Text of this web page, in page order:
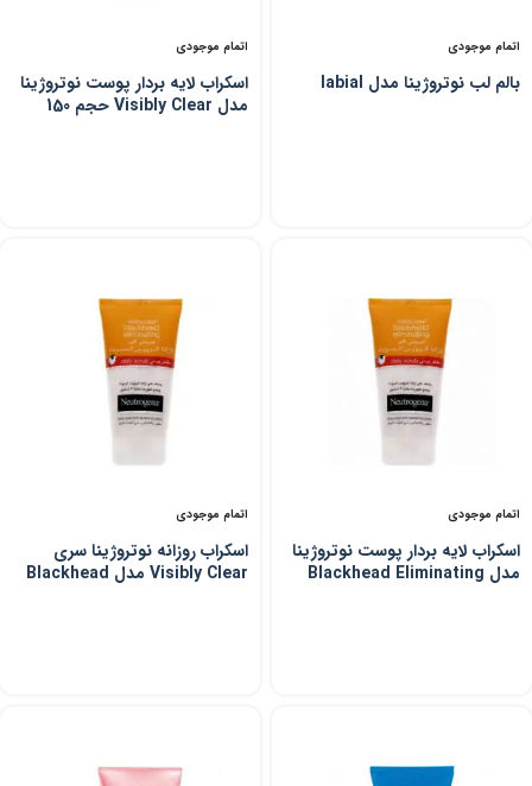
اتمام موجودی
بالم لب نوتروژینا مدل labial
اتمام موجودی
اسکراب لایه بردار پوست نوتروژینا
مدل Visibly Clear حجم 150
اتمام موجودی
اسکراب لایه بردار پوست نوتروژینا
مدل Blackhead Eliminating
اتمام موجودی
اسکراب روزانه نوتروژینا سری
Visibly Clear مدل Blackhead